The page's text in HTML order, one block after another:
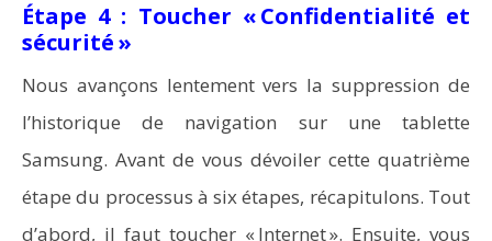
Étape 4 : Toucher « Confidentialité et
sécurité »
Nous avançons lentement vers la suppression de
l’historique de navigation sur une tablette
Samsung. Avant de vous dévoiler cette quatrième
étape du processus à six étapes, récapitulons. Tout
d’abord, il faut toucher « Internet ». Ensuite, vous